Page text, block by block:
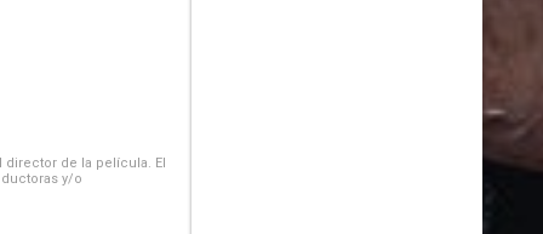
de la película. El
y/o